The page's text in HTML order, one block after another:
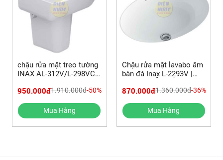
chậu rửa mặt treo tường
INAX AL-312V/L-298VC
LFV-612S
950.000đ1.910.000đ-50%
Mua Hàng
Chậu rửa mặt lavabo âm
bàn đá Inax L-2293V |
870.000đ1.360.000đ-36%
Mua Hàng